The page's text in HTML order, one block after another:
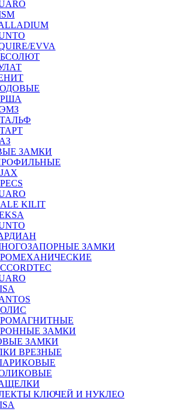
EVVA
ЗАМКИ
KILIT
ЗАМКИ
ЗАМКИ
ЗАМКИ
ВРЕЗНЫЕ
КЛЮЧЕЙ И НУКЛЕО